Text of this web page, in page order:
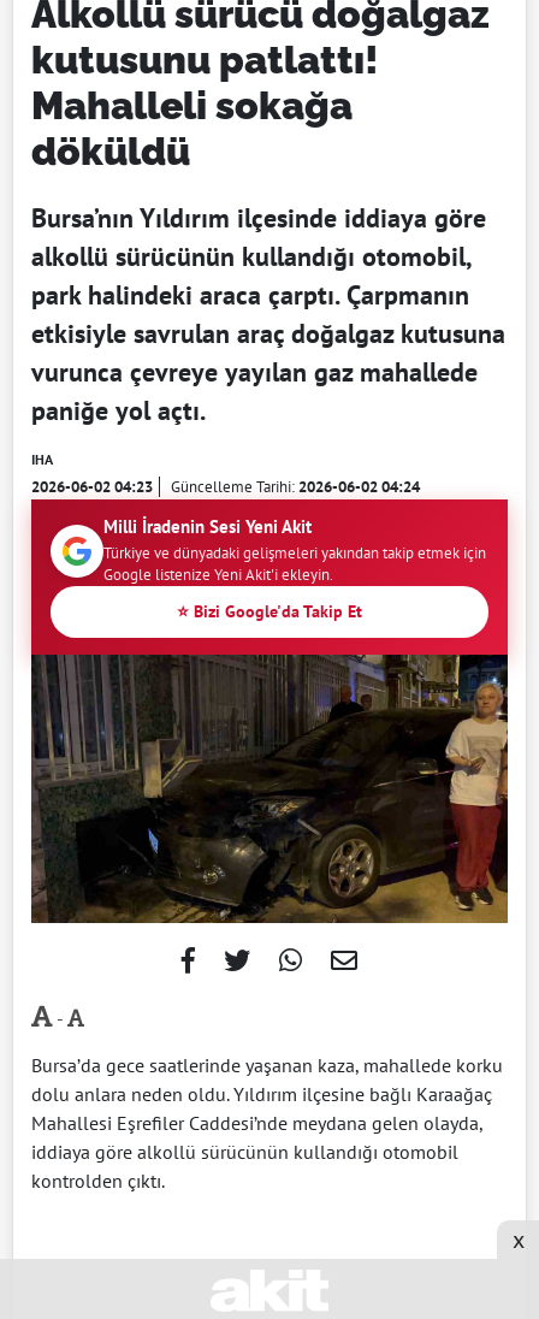
Alkollü sürücü doğalgaz
kutusunu patlattı!
Mahalleli sokağa
döküldü
Bursa’nın Yıldırım ilçesinde iddiaya göre
alkollü sürücünün kullandığı otomobil,
park halindeki araca çarptı. Çarpmanın
etkisiyle savrulan araç doğalgaz kutusuna
vurunca çevreye yayılan gaz mahallede
paniğe yol açtı.
IHA
2026-06-02 04:23 Güncelleme Tarihi:2026-06-02 04:24
Milli İradenin Sesi Yeni Akit
Türkiye ve dünyadaki gelişmeleri yakından takip etmek için
Google listenize Yeni Akit'i ekleyin.
⭐ Bizi Google'da Takip Et
-
Bursa’da gece saatlerinde yaşanan kaza, mahallede korku
dolu anlara neden oldu. Yıldırım ilçesine bağlı Karaağaç
Mahallesi Eşrefiler Caddesi’nde meydana gelen olayda,
iddiaya göre alkollü sürücünün kullandığı otomobil
kontrolden çıktı.
x